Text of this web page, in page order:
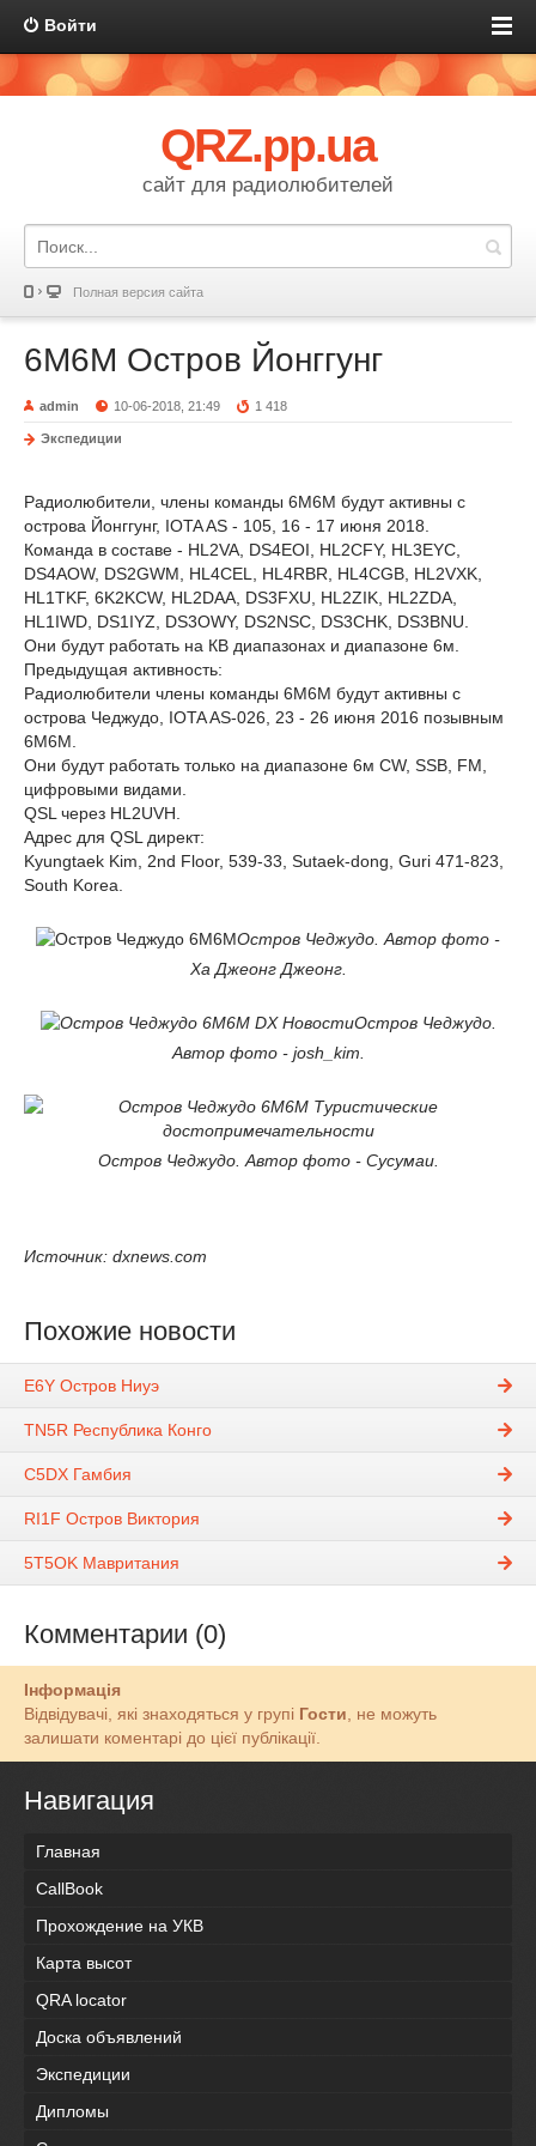
Войти
QRZ.pp.ua
сайт для радиолюбителей
Полная версия сайта
6M6M Остров Йонггунг
admin 10-06-2018, 21:49 1 418
Экспедиции
Радиолюбители, члены команды 6M6M будут активны с
острова Йонггунг, IOTA AS - 105, 16 - 17 июня 2018.
Команда в составе - HL2VA, DS4EOI, HL2CFY, HL3EYC,
DS4AOW, DS2GWM, HL4CEL, HL4RBR, HL4CGB, HL2VXK,
HL1TKF, 6K2KCW, HL2DAA, DS3FXU, HL2ZIK, HL2ZDA,
HL1IWD, DS1IYZ, DS3OWY, DS2NSC, DS3CHK, DS3BNU.
Они будут работать на КВ диапазонах и диапазоне 6м.
Предыдущая активность:
Радиолюбители члены команды 6M6M будут активны с
острова Чеджудо, IOTA AS-026, 23 - 26 июня 2016 позывным
6M6M.
Они будут работать только на диапазоне 6м CW, SSB, FM,
цифровыми видами.
QSL через HL2UVH.
Адрес для QSL директ:
Kyungtaek Kim, 2nd Floor, 539-33, Sutaek-dong, Guri 471-823,
South Korea.
Остров Чеджудо. Автор фото -
Ха Джеонг Джеонг.
Остров Чеджудо.
Автор фото - josh_kim.
Остров Чеджудо. Автор фото - Сусумаи.
Источник: dxnews.com
Похожие новости
E6Y Остров Ниуэ
TN5R Республика Конго
C5DX Гамбия
RI1F Остров Виктория
5T5OK Мавритания
Комментарии (0)
Інформація
Відвідувачі, які знаходяться у групі Гости, не можуть
залишати коментарі до цієї публікації.
Навигация
Главная
CallBook
Прохождение на УКВ
Карта высот
QRA locator
Доска объявлений
Экспедиции
Дипломы